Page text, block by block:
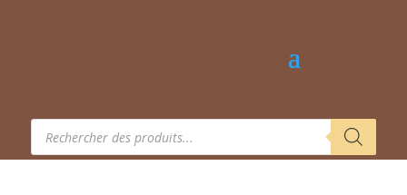
Recherche
produits